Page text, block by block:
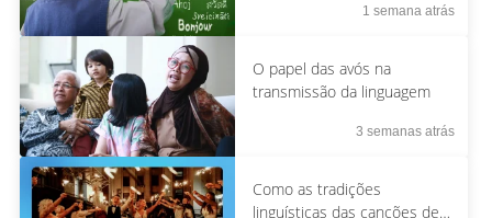
1 semana atrás
O papel das avós na
transmissão da linguagem
3 semanas atrás
Como as tradições
linguísticas das canções de